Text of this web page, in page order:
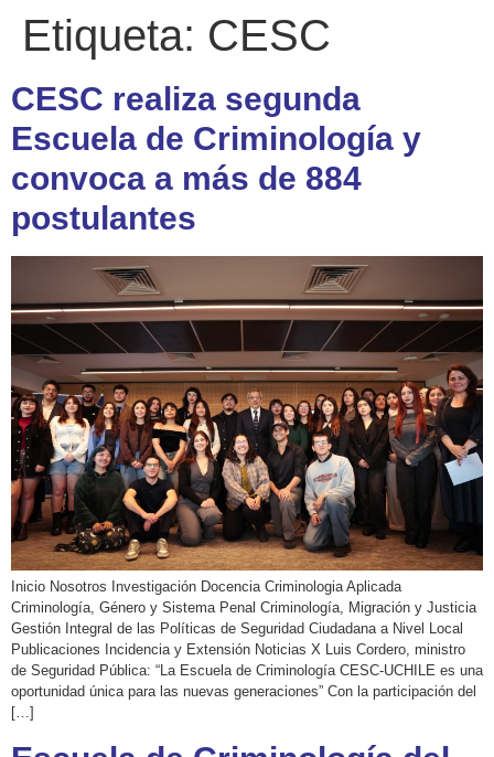
Etiqueta: CESC
CESC realiza segunda
Escuela de Criminología y
convoca a más de 884
postulantes
Inicio Nosotros Investigación Docencia Criminologia Aplicada
Criminología, Género y Sistema Penal Criminología, Migración y Justicia
Gestión Integral de las Políticas de Seguridad Ciudadana a Nivel Local
Publicaciones Incidencia y Extensión Noticias X Luis Cordero, ministro
de Seguridad Pública: “La Escuela de Criminología CESC-UCHILE es una
oportunidad única para las nuevas generaciones” Con la participación del
[…]